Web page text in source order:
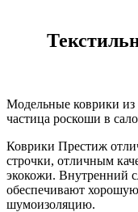
Модельные коврики из
частица роскоши в
Коврики Престиж
строчки, отличным
экокожи. Внутренний
обеспечивают
шумоизоляцию.